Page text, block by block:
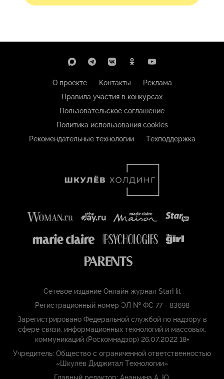
О проекте Контакты
Реклама
Правила участия в конкурсах
Пользовательское соглашение
Политика использования cookies
Рекомендательные технологии
Техподдержка
Сетевое издание Онлайн журнал StarHit
Регистрационный номер ЭЛ № ФС 77 - 83698
Зарегистрировано Федеральной службой по надзору в
сфере связи, информационных технологий и массовых,
коммуникаций (Роскомнадзор) 26.07.2022 18+
Учредитель: Общество с ограниченной ответственностью
«Шкулёв Диджитал Технологии»